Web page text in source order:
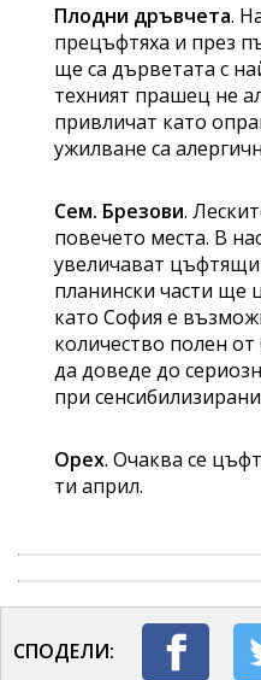
Плодни дръвчета.
прецъфтяха и през
ще са дърветата с
техният прашец не
привличат като
ужилване са
Сем. Брезови.
повечето места. В
увеличават
планински части ще
като София е
количество полен
да доведе до
при
Орех. Очаква се
ти април.
СПОДЕЛИ: